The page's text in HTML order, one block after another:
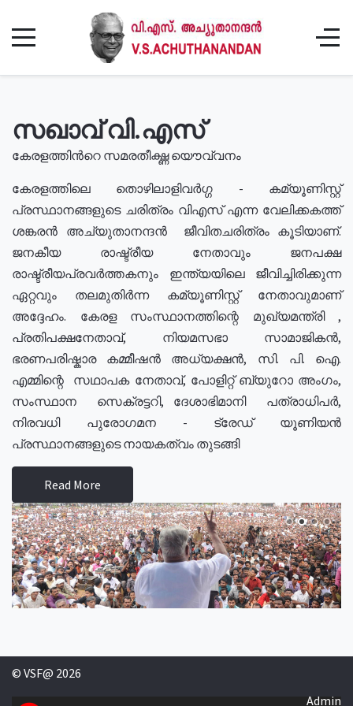
സഖാവ് വി.എസ്
കേരളത്തിൻറെ സമരതീക്ഷ്ണ യൌവ്വനം
കേരളത്തിലെ തൊഴിലാളിവർഗ്ഗ - കമ്യൂണിസ്റ്റ്
പ്രസ്ഥാനങ്ങളുടെ ചരിത്രം വിഎസ് എന്ന വേലിക്കകത്ത്
ശങ്കരൻ അച്യുതാനന്ദൻ ജീവിതചരിത്രം കൂടിയാണ്.
ജനകീയ രാഷ്ട്രീയ നേതാവും ജനപക്ഷ
രാഷ്ട്രീയപ്രവർത്തകനും ഇന്ത്യയിലെ ജീവിച്ചിരിക്കുന്ന
ഏറ്റവും തലമുതിർന്ന കമ്യൂണിസ്റ്റ് നേതാവുമാണ്
അദ്ദേഹം. കേരള സംസ്ഥാനത്തിന്റെ മുഖ്യമന്ത്രി ,
പ്രതിപക്ഷനേതാവ്, നിയമസഭാ സാമാജികൻ,
ഭരണപരിഷ്കാര കമ്മീഷൻ അധ്യക്ഷൻ, സി. പി. ഐ.
എമ്മിന്റെ സഥാപക നേതാവ്, പോളിറ്റ് ബ്യുറോ അംഗം,
സംസ്ഥാന സെക്രട്ടറി, ദേശാഭിമാനി പത്രാധിപർ,
നിരവധി പുരോഗമന - ട്രേഡ് യൂണിയൻ
പ്രസ്ഥാനങ്ങളുടെ നായകത്വം തുടങ്ങി
Read More
© VSF@ 2026
Admin